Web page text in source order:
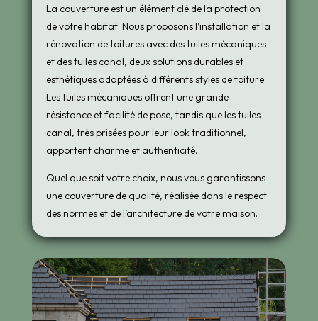
La couverture est un élément clé de la protection
de votre habitat. Nous proposons l’installation et la
rénovation de toitures avec des tuiles mécaniques
et des tuiles canal, deux solutions durables et
esthétiques adaptées à différents styles de toiture.
Les tuiles mécaniques offrent une grande
résistance et facilité de pose, tandis que les tuiles
canal, très prisées pour leur look traditionnel,
apportent charme et authenticité.
Quel que soit votre choix, nous vous garantissons
une couverture de qualité, réalisée dans le respect
des normes et de l’architecture de votre maison.